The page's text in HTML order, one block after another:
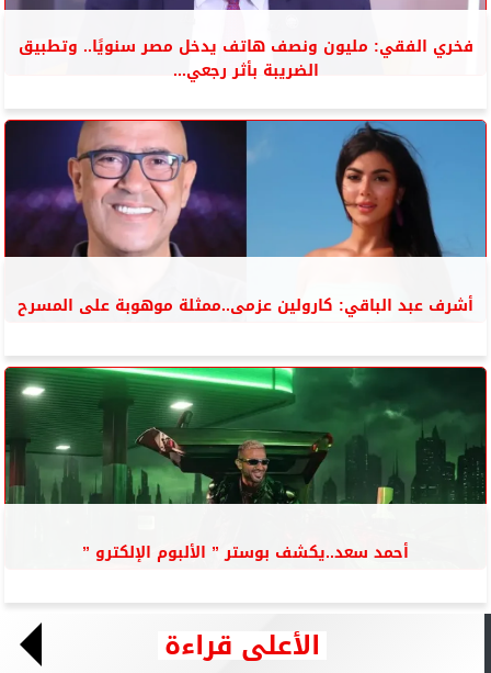
فخري الفقي: مليون ونصف هاتف يدخل مصر سنويًا.. وتطبيق
الضريبة بأثر رجعي...
أشرف عبد الباقي: كارولين عزمى..ممثلة موهوبة على المسرح
أحمد سعد..يكشف بوستر ” الألبوم الإلكترو ”
الأعلى قراءة